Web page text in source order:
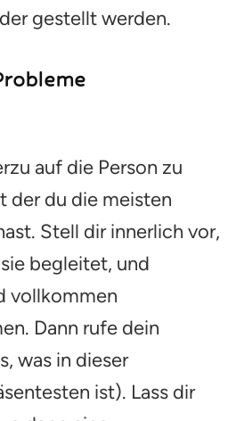
gestellt werden.
auf die Person zu
der du die meisten
Stell dir innerlich vor,
begleitet, und
vollkommen
Dann rufe dein
was in dieser
ist). Lass dir